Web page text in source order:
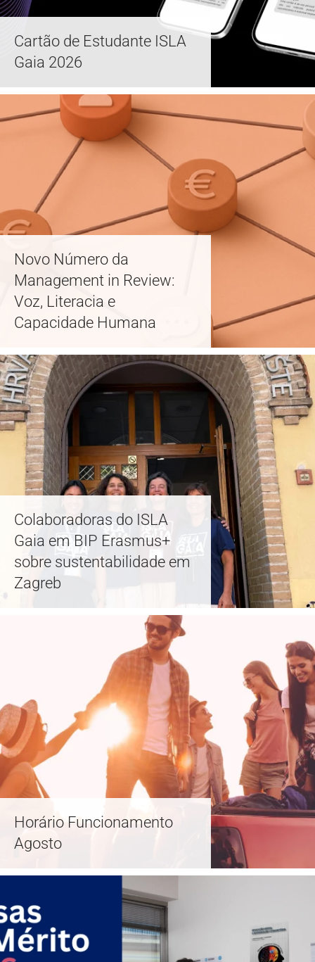
Cartão de Estudante ISLA
Gaia 2026
Novo Número da
Management in Review:
Voz, Literacia e
Capacidade Humana
Colaboradoras do ISLA
Gaia em BIP Erasmus+
sobre sustentabilidade em
Zagreb
Horário Funcionamento
Agosto